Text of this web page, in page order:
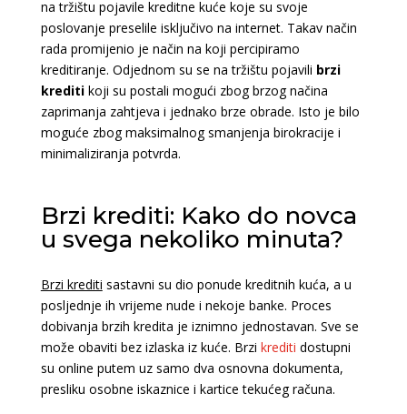
na tržištu pojavile kreditne kuće koje su svoje
poslovanje preselile isključivo na internet. Takav način
rada promijenio je način na koji percipiramo
kreditiranje. Odjednom su se na tržištu pojavili brzi
kreditikoji su postali mogući zbog brzog načina
zaprimanja zahtjeva i jednako brze obrade. Isto je bilo
moguće zbog maksimalnog smanjenja birokracije i
minimaliziranja potvrda.
Brzi krediti: Kako do novca
u svega nekoliko minuta?
Brzi krediti sastavni su dio ponude kreditnih kuća, a u
posljednje ih vrijeme nude i nekoje banke. Proces
dobivanja brzih kredita je iznimno jednostavan. Sve se
može obaviti bez izlaska iz kuće. Brzi krediti dostupni
su online putem uz samo dva osnovna dokumenta,
presliku osobne iskaznice i kartice tekućeg računa.